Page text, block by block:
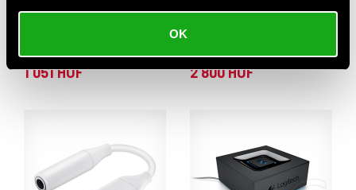
OK
AJÁNLAT
VGA (F)
1 051 HUF
AJÁNLAT
töltőkábel (C dugó / C dugó,
100 W, 1,8 m, fekete)
2 800 HUF